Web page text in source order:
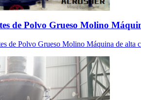
de Polvo Grueso Molino
de Polvo Grueso Molino Máquina de